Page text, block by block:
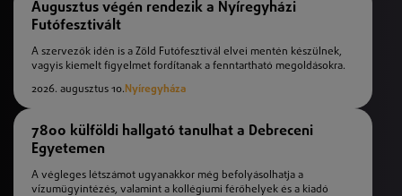
Augusztus végén rendezik a Nyíregyházi
Futófesztivált
A szervezők idén is a Zöld Futófesztivál elvei mentén készülnek,
vagyis kiemelt figyelmet fordítanak a fenntartható megoldásokra.
2026. augusztus 10.Nyíregyháza
7800 külföldi hallgató tanulhat a Debreceni
Egyetemen
A végleges létszámot ugyanakkor még befolyásolhatja a
vízumügyintézés, valamint a kollégiumi férőhelyek és a kiadó